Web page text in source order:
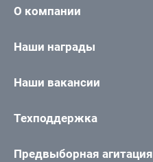
О компании
Наши награды
Наши вакансии
Техподдержка
Предвыборная агитация